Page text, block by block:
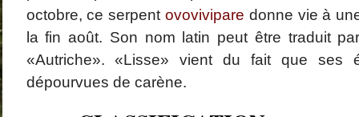
avril 2012
octobre, ce serpent ovovivipare donne vie à
la fin août. Son nom latin peut être traduit
«Autriche». «Lisse» vient du fait que ses
dépourvues de carène.